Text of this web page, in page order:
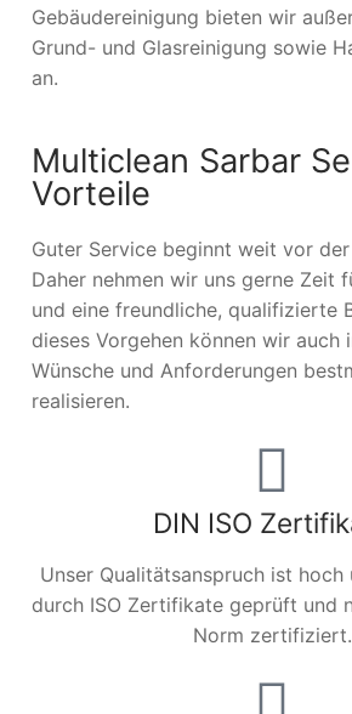
Gebäudereinigung bieten wir
Grund- und Glasreinigung sowie
an.
Multiclean Sarbar
Vorteile
Guter Service beginnt weit vor
Daher nehmen wir uns gerne Zeit
und eine freundliche, qualifizierte
dieses Vorgehen können wir auch
Wünsche und Anforderungen
realisieren.
DIN ISO
Unser Qualitätsanspruch ist
durch ISO Zertifikate geprüft und
Norm zertifiziert.